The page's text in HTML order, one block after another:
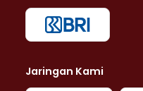
Jaringan Kami